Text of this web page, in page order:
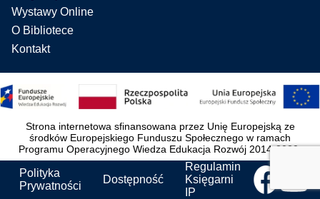
Wystawy Online
O Bibliotece
Kontakt
Strona internetowa sfinansowana przez Unię Europejską ze
środków Europejskiego Funduszu Społecznego w ramach
Programu Operacyjnego Wiedza Edukacja Rozwój 2014-2020.
Polityka
Prywatności
Dostępność
Regulamin
Księgarni
IP